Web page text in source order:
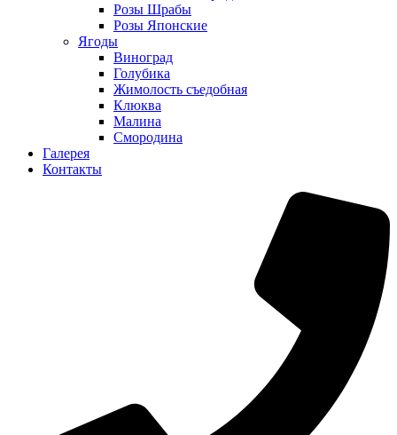
Розы Шрабы
Розы Японские
Ягоды
Виноград
Голубика
Жимолость съедобная
Клюква
Малина
Смородина
Галерея
Контакты